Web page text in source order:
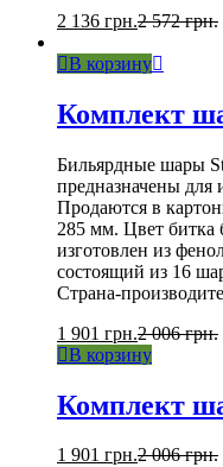
2 136 грн.2 572грн.
В корзину
Комплект
Бильярдные шары
предназначены
Продаются в
285 мм. Цвет битка
изготовлен из
состоящий из 16
Страна-
1 901 грн.2 006грн.
В корзину
Комплект
1 901 грн.2 006грн.